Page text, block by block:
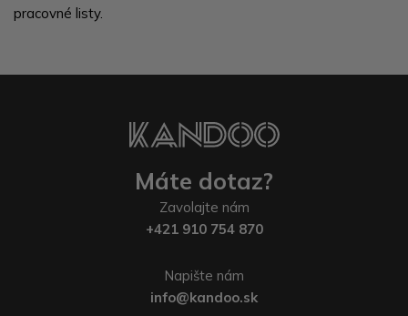
pracovné listy.
Máte dotaz?
Zavolajte nám
+421 910 754 870
Napište nám
info@kandoo.sk